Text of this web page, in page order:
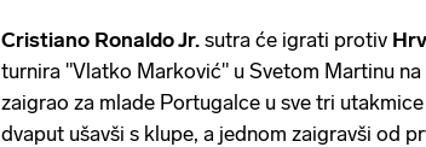
Cristiano Ronaldo Jr. sutra će igrati protiv
turnira "Vlatko Marković" u Svetom Martinu
zaigrao za mlade Portugalce u sve tri
dvaput ušavši s klupe, a jednom zaigravši od